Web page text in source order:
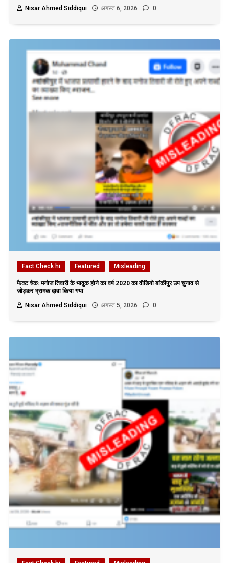
Nisar Ahmed Siddiqui अगस्त 6, 2026 0
Fact Check hi Featured Misleading
फैक्ट चेक: मनोज तिवारी के भावुक होने का वर्ष 2020 का वीडियो बांकीपुर उप चुनाव से
जोड़कर भ्रामक दावा किया गया
Nisar Ahmed Siddiqui
अगस्त 5, 2026 0